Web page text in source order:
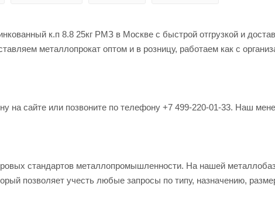
к.п 8.8 25кг РМЗ в Москве с быстрой отгрузкой и
металлопрокат оптом и в розницу, работаем как с
на сайте или позвоните по телефону +7 499-220-01-33. Наш
стандартов металлопромышленности. На нашей
позволяет учесть любые запросы по типу, назначению,